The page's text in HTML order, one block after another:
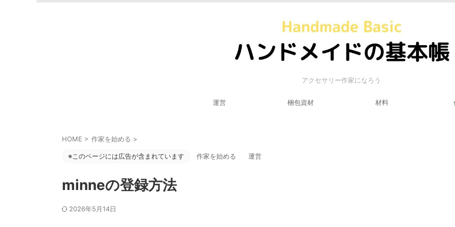
アクセサリー作家になろう
運営 梱包資材 材料
HOME > 作家を始める >
※このページには広告が含まれています 作家を始める 運営
minneの登録方法
2026年5月14日